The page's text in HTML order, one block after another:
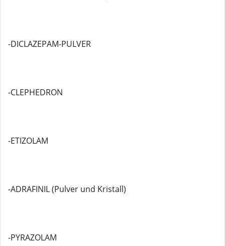
-DICLAZEPAM-PULVER
-CLEPHEDRON
-ETIZOLAM
-ADRAFINIL (Pulver und Kristall)
-PYRAZOLAM